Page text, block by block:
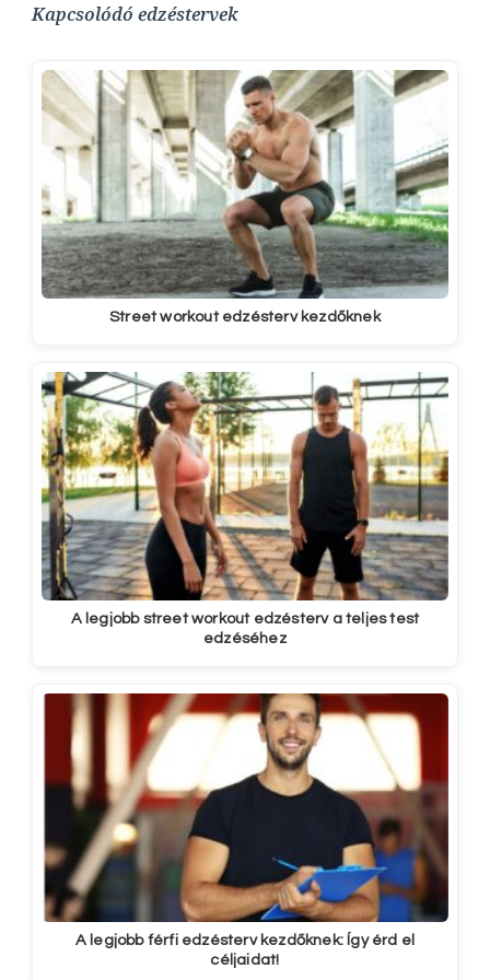
Kapcsolódó edzéstervek
Street workout edzésterv kezdőknek
A legjobb street workout edzésterv a teljes test
edzéséhez
A legjobb férfi edzésterv kezdőknek: Így érd el
céljaidat!